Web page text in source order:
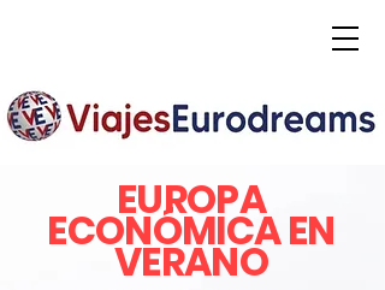
EUROPA
ECONÓMICA EN
VERANO